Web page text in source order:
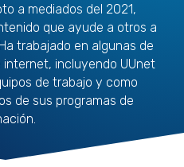
a mediados del 2021,
que ayude a otros a
trabajado en algunas de
incluyendo UUnet
de trabajo y como
de sus programas de